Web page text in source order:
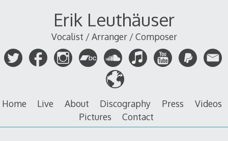
Erik Leuthäuser
Vocalist / Arranger / Composer
Home Live About Discography Press
Videos
Pictures
Contact